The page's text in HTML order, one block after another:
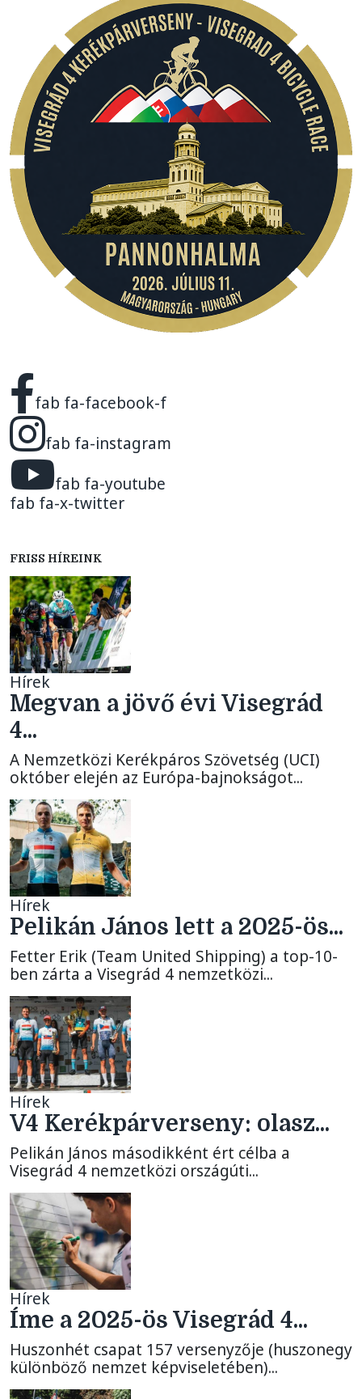
fab fa-facebook-f
fab fa-instagram
fab fa-youtube
fab fa-x-twitter
FRISS HÍREINK
Hírek
Megvan a jövő évi Visegrád
4...
A Nemzetközi Kerékpáros Szövetség (UCI)
október elején az Európa-bajnokságot...
Hírek
Pelikán János lett a 2025-ös...
Fetter Erik (Team United Shipping) a top-10-
ben zárta a Visegrád 4 nemzetközi...
Hírek
V4 Kerékpárverseny: olasz...
Pelikán János másodikként ért célba a
Visegrád 4 nemzetközi országúti...
Hírek
Íme a 2025-ös Visegrád 4...
Huszonhét csapat 157 versenyzője (huszonegy
különböző nemzet képviseletében)...